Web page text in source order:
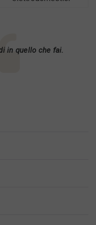
in quello che fai.